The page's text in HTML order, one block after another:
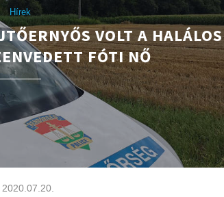
Hírek
VOLT A HALÁLOS
FÓTI NŐ
2020.07.20.